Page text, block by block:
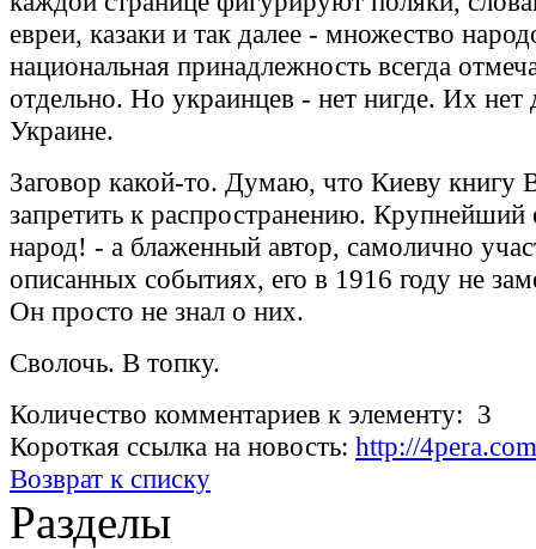
евреи, казаки и так далее - множество
национальная принадлежность всегда
отдельно. Но украинцев - нет нигде. Их нет
Украине.
Заговор какой-то. Думаю, что Киеву книгу
запретить к распространению. Крупнейший
народ! - а блаженный автор, самолично
описанных событиях, его в 1916 году не
Он просто не знал о них.
Сволочь. В топку.
Количество комментариев к элементу: 3
Короткая ссылка на новость: http://
Возврат к списку
Разделы